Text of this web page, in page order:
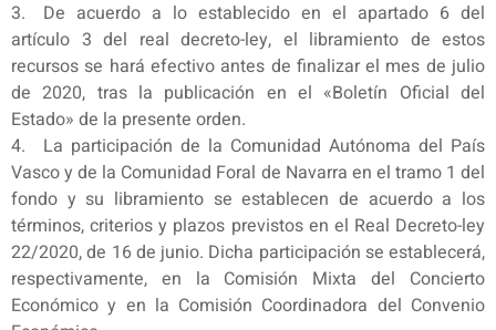
3. De acuerdo a lo establecido en el apartado 6 del
artículo 3 del real decreto-ley, el libramiento de estos
recursos se hará efectivo antes de finalizar el mes de julio
de 2020, tras la publicación en el «Boletín Oficial del
Estado» de la presente orden.
4. La participación de la Comunidad Autónoma del País
Vasco y de la Comunidad Foral de Navarra en el tramo 1 del
fondo y su libramiento se establecen de acuerdo a los
términos, criterios y plazos previstos en el Real Decreto-ley
22/2020, de 16 de junio. Dicha participación se establecerá,
respectivamente, en la Comisión Mixta del Concierto
Económico y en la Comisión Coordinadora del Convenio